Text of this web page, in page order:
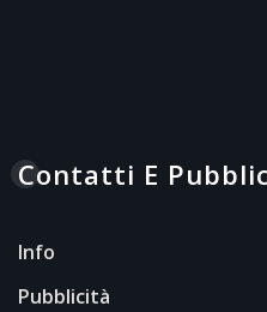
Contatti E
Info
Pubblicità